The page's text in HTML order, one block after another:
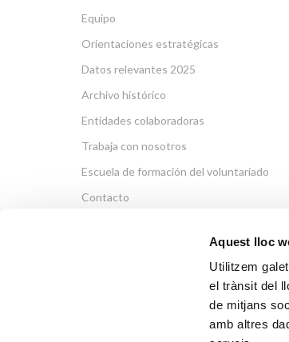
Aquest lloc
Utilitzem
el trànsit del
de mitjans
amb altres
Equipo
Orientaciones estratégicas
Datos relevantes 2025
Archivo histórico
Entidades colaboradoras
Trabaja con nosotros
Escuela de formación del voluntariado
Contacto